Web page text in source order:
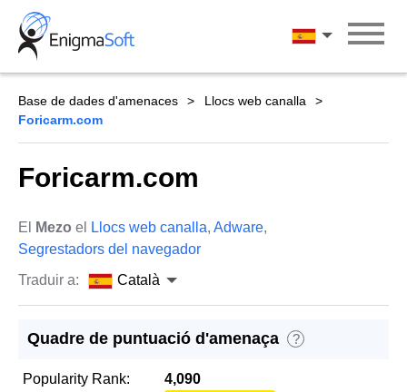
Skip
content
Català
Base de dades d'amenaces
Llocs web canalla
Foricarm.com
Foricarm.com
El Mezo el Llocs web canalla, Adware,
Segrestadors del navegador
Traduir a:
Català
Quadre de puntuació d'amenaça ?
Popularity Rank:
4,090